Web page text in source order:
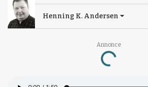
Annonce
Loading...
Henning K. Andersen